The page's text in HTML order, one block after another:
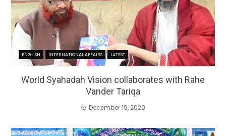
ENGLISH INTERNATIONAL AFFAIRS LATEST
World Syahadah Vision collaborates with Rahe
Vander Tariqa
December 19, 2020